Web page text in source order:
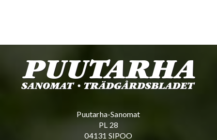
Puutarha-Sanomat
PL 28
04131 SIPOO